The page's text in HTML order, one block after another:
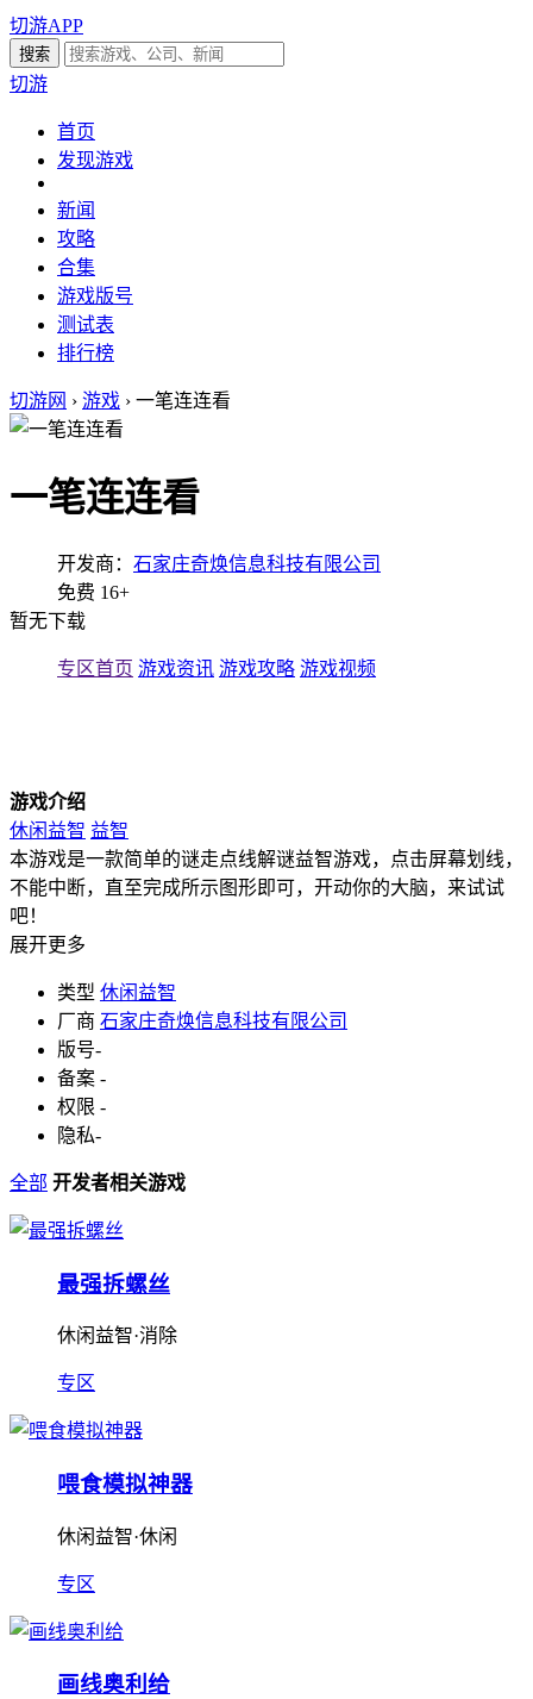
切游APP
切游
首页
发现游戏
新闻
攻略
合集
游戏版号
测试表
排行榜
切游网 › 游戏 › 一笔连连看
一笔连连看
开发商： 石家庄奇焕信息科技有限公司
免费 16+
暂无下载
专区首页 游戏资讯 游戏攻略 游戏视频
游戏介绍
休闲益智 益智
本游戏是一款简单的谜走点线解谜益智游戏，点击屏幕划线，
不能中断，直至完成所示图形即可，开动你的大脑，来试试
吧！
展开更多
类型 休闲益智
厂商 石家庄奇焕信息科技有限公司
版号-
备案 -
权限 -
隐私-
全部 开发者相关游戏
最强拆螺丝
休闲益智·消除
专区
喂食模拟神器
休闲益智·休闲
专区
画线奥利给